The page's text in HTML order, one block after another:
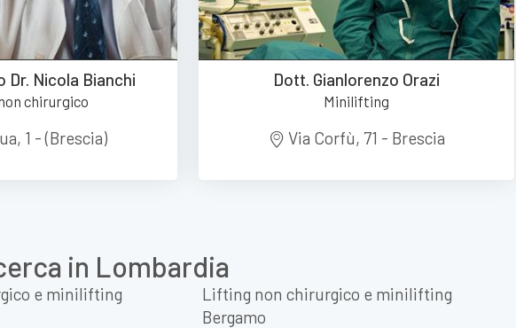
Dr. Nicola Bianchi
chirurgico
1 - (Brescia)
Dott. Gianlorenzo Orazi
Minilifting
Via Corfù, 71 - Brescia
in Lombardia
e minilifting
Lifting non chirurgico e minilifting
Bergamo